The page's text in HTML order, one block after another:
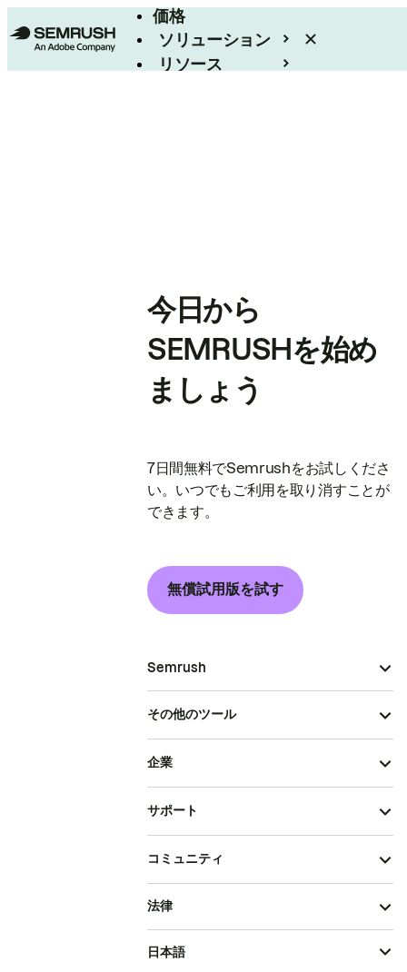
価格
ソリューション
リソース
今日から
SEMRUSHを始め
ましょう
7日間無料でSemrushをお試しくださ
い。いつでもご利用を取り消すことが
できます。
無償試用版を試す
Semrush
その他のツール
企業
サポート
コミュニティ
法律
日本語